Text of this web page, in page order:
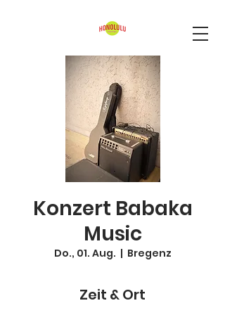
Konzert Babaka
Music
Do., 01. Aug.
  |
Bregenz
Zeit & Ort